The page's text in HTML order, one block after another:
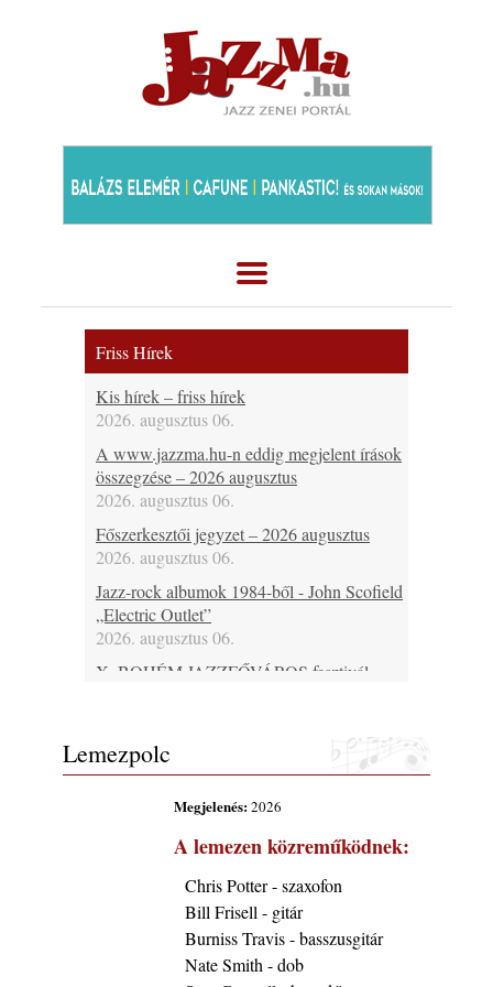
Friss Hírek
Kis hírek – friss hírek
2026. augusztus 06.
A www.jazzma.hu-n eddig megjelent írások
összegzése – 2026 augusztus
2026. augusztus 06.
Főszerkesztői jegyzet – 2026 augusztus
2026. augusztus 06.
Jazz-rock albumok 1984-ből - John Scofield
„Electric Outlet”
2026. augusztus 06.
X. BOHÉM JAZZFŐVÁROS fesztivál,
2026. augusztus 05.
Magyar Jazz ABC – 541. rész: Juhász
2026. augusztus 05.
Jazz-rock albumok 1983-ból - John Scofield
„Out like a Light”
2026. augusztus 05.
Jazz-rock albumok 1982-ből - John Scofield
Lemezpolc
Megjelenés:2026
A lemezen közreműködnek:
Chris Potter - szaxofon
Bill Frisell - gitár
Burniss Travis - basszusgitár
Nate Smith - dob